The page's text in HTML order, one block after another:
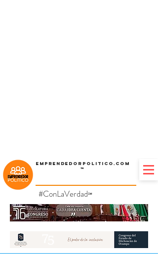
Emprendedorpolitico.com
™
#ConLaVerdad℠